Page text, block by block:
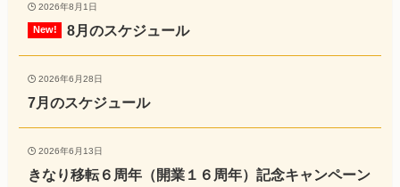
2026年8月1日
8月のスケジュール
2026年6月28日
7月のスケジュール
2026年6月13日
きなり移転６周年（開業１６周年）記念キャンペーン